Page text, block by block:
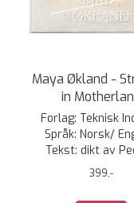
Maya Økland -
in
Forlag: Teknisk
Språk: Norsk/
Tekst: dikt av
399,-